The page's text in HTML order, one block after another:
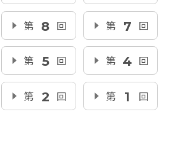
第 8 回 第 7 回
第 5 回 第 4 回
第 2 回 第 1 回